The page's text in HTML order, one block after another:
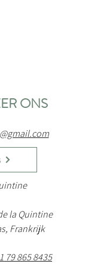
ONS
la Quintine
Frankrijk
79 865 8435